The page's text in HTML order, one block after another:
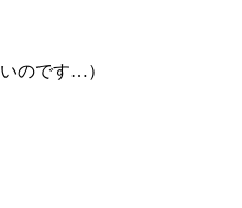
のです…）